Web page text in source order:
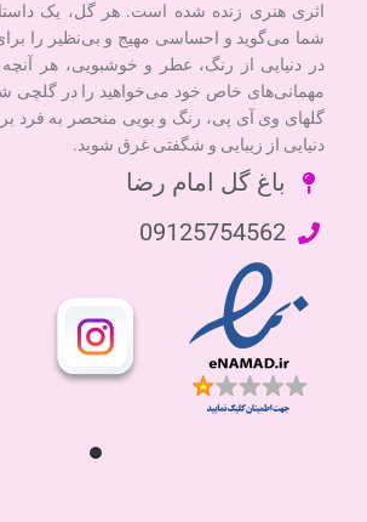
اثری هنری زنده شده است. هر گل، یک
شما می‌گوید و احساسی مهیج و بی‌نظیر را
در دنیایی از رنگ، عطر و خوشبویی، هر
مهمانی‌های خاص خود می‌خواهید را در گلچی
گلهای وی آی پی، رنگ و بویی منحصر به فرد
دنیایی از زیبایی و شگفتی غرق شوید.
باغ گل امام رضا
09125754562